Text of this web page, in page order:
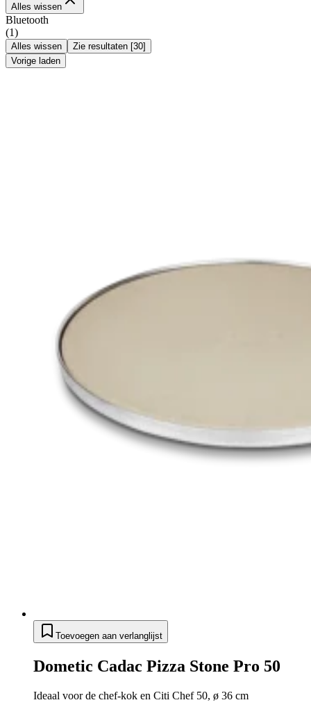
Alles wissen
Bluetooth
(1)
Alles wissen Zie resultaten [30]
Vorige laden
Toevoegen aan verlanglijst
Dometic Cadac Pizza Stone Pro 50
Ideaal voor de chef-kok en Citi Chef 50, ø 36 cm